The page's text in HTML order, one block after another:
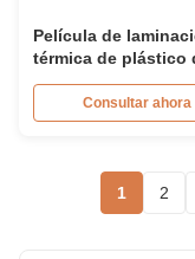
Película de
térmica de plástico
FDA para laminar
impresión post-
Consultar ahora
1 2